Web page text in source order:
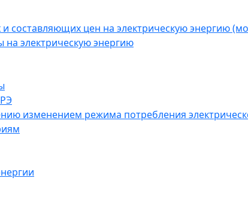
и составляющих цен на электрическую энергию
электрическую энергию
изменением режима потребления